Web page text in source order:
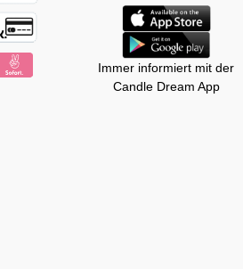
Immer informiert mit der
Candle Dream App